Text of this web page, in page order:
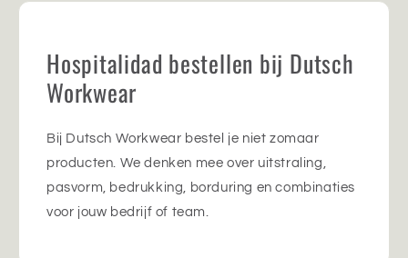
Hospitalidad bestellen bij Dutsch
Workwear
Bij Dutsch Workwear bestel je niet zomaar
producten. We denken mee over uitstraling,
pasvorm, bedrukking, borduring en combinaties
voor jouw bedrijf of team.